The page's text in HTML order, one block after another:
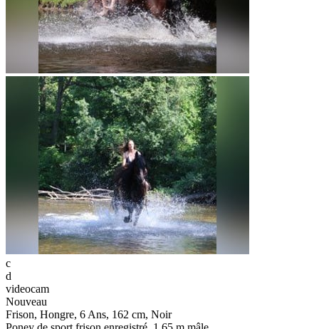
c
d
videocam
Nouveau
Frison, Hongre, 6 Ans, 162 cm, Noir